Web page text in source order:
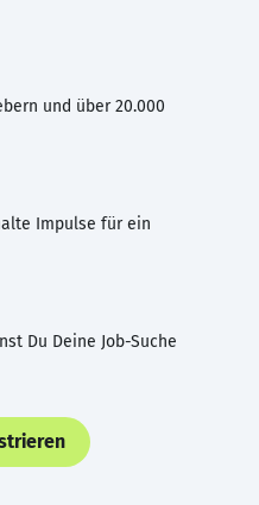
und über 20.000
Impulse für ein
Du Deine Job-Suche